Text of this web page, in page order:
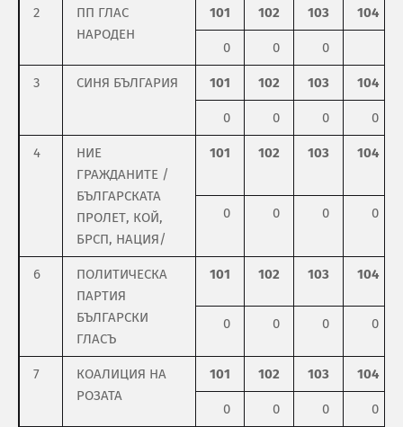
2
ПП ГЛАС
НАРОДЕН
101 102 103 104
0 0 0
3 СИНЯ БЪЛГАРИЯ 101 102 103 104
0 0 0 0
4
НИЕ
ГРАЖДАНИТЕ /
БЪЛГАРСКАТА
ПРОЛЕТ, КОЙ,
БРСП, НАЦИЯ/
101 102 103 104
0 0 0 0
6
ПОЛИТИЧЕСКА
ПАРТИЯ
БЪЛГАРСКИ
ГЛАСЪ
101 102 103 104
0 0 0 0
7
КОАЛИЦИЯ НА
РОЗАТА
101 102 103 104
0 0 0 0